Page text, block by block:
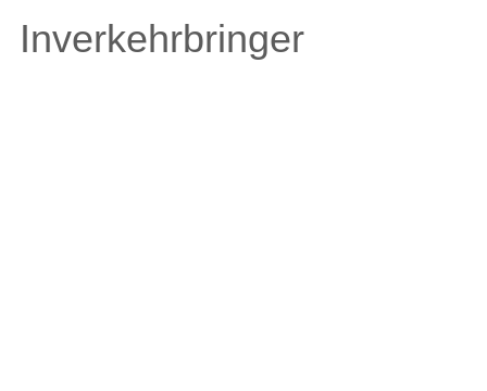
Inverkehrbringer